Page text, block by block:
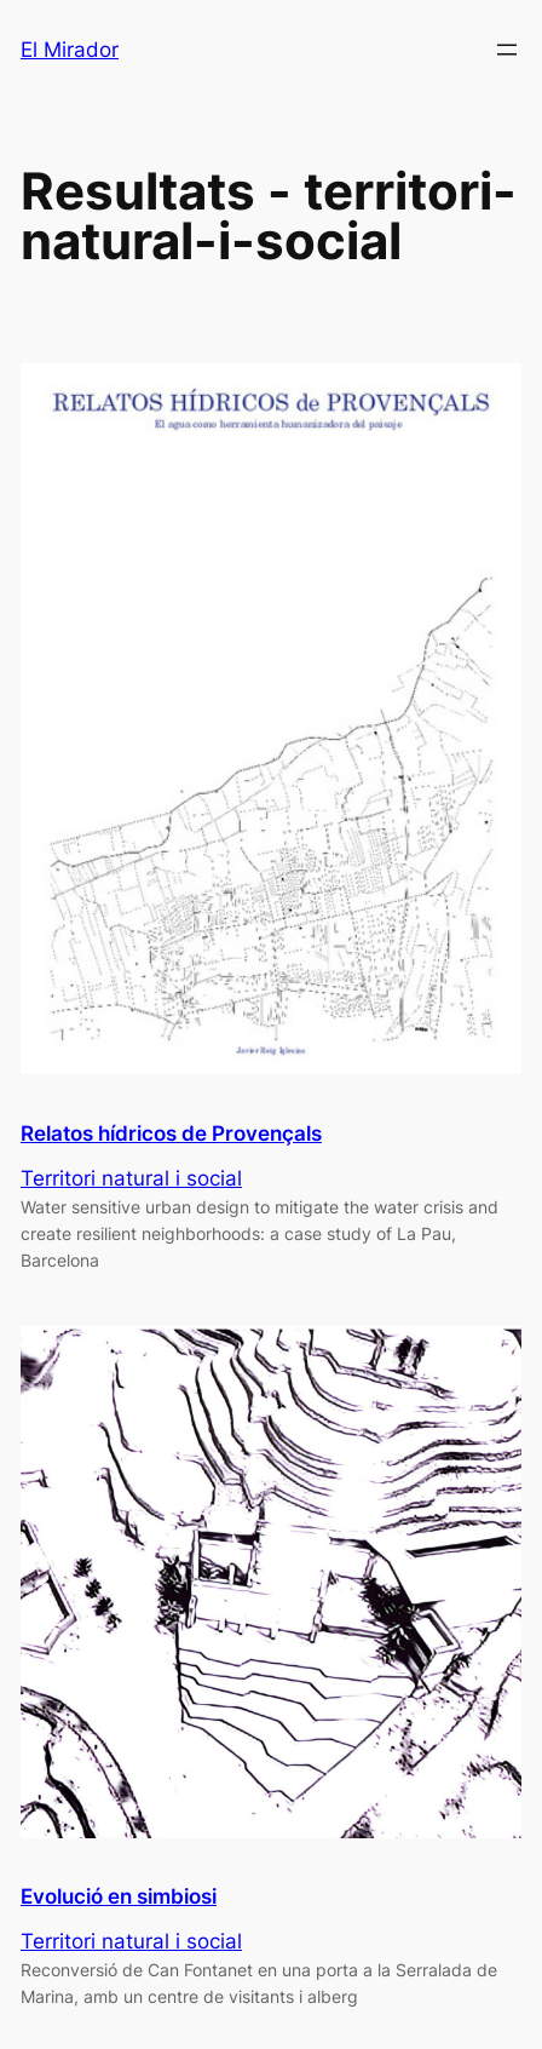
alEl Mirador
Resultats - territori-
natural-i-social
Relatos hídricos de Provençals
Territori natural i social
Water sensitive urban design to mitigate the water crisis and
create resilient neighborhoods: a case study of La Pau,
Barcelona
Evolució en simbiosi
Territori natural i social
Reconversió de Can Fontanet en una porta a la Serralada de
Marina, amb un centre de visitants i alberg